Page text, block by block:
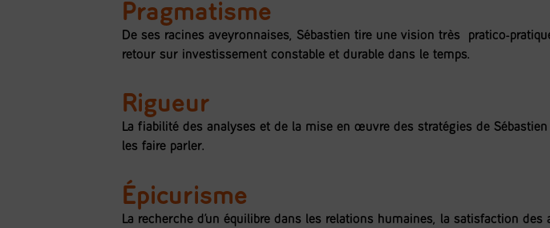
Pragmatisme
De ses racines aveyronnaises, Sébastien tire une vision très pratico-
retour sur investissement constable et durable dans le temps.
Rigueur
La fiabilité des analyses et de la mise en œuvre des stratégies de
les faire parler.
Épicurisme
La recherche d’un équilibre dans les relations humaines, la satisfaction